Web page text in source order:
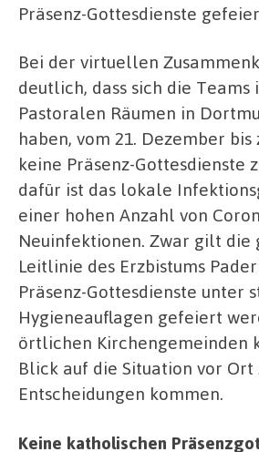
Präsenz-Gottesdienste
Bei der virtuellen
deutlich, dass sich die
Pastoralen Räumen in
haben, vom 21. Dezember bis
keine Präsenz-Gottesdienste
dafür ist das lokale
einer hohen Anzahl von
Neuinfektionen. Zwar gilt die
Leitlinie des Erzbistums
Präsenz-Gottesdienste unter
Hygieneauflagen gefeiert
örtlichen Kirchengemeinden
Blick auf die Situation vor Ort
Entscheidungen kommen.
Keine katholischen